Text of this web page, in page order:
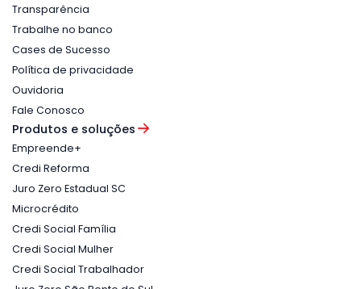
Transparência
Trabalhe no banco
Cases de Sucesso
Política de privacidade
Ouvidoria
Fale Conosco
Produtos e soluções
Empreende+
Credi Reforma
Juro Zero Estadual SC
Microcrédito
Credi Social Família
Credi Social Mulher
Credi Social Trabalhador